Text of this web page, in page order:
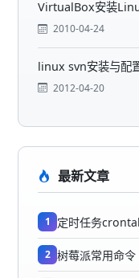
VirtualBox安装
2010-04-24
linux svn安装与配
2012-04-20
最新文章
1 定时任务
2 树莓派常用命令